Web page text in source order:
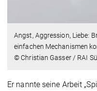
Angst, Aggression, Liebe:
einfachen Mechanismen
© Christian Gasser / RAI
Er nannte seine Arbeit